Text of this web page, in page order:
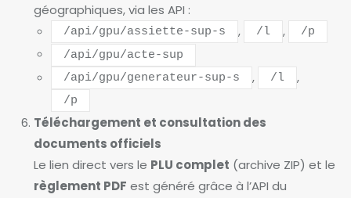
géographiques, via les API :
/api/gpu/assiette-sup-s , /l ,
/p
/api/gpu/acte-sup
/api/gpu/generateur-sup-s
, /l ,
/p
Téléchargement et consultation des
documents officiels
Le lien direct vers le PLU complet (archive ZIP) et le
règlement PDF est généré grâce à l’API du